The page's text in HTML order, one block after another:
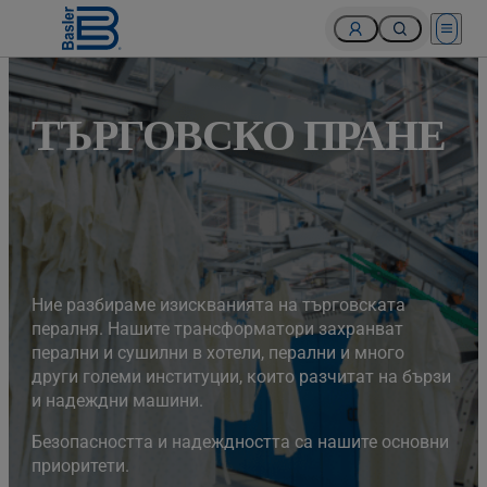
Open
ТЪРГОВСКО ПРАНЕ
Ние разбираме изискванията на търговската
пералня. Нашите трансформатори захранват
перални и сушилни в хотели, перални и много
други големи институции, които разчитат на бързи
и надеждни машини.
Безопасността и надеждността са нашите основни
приоритети.